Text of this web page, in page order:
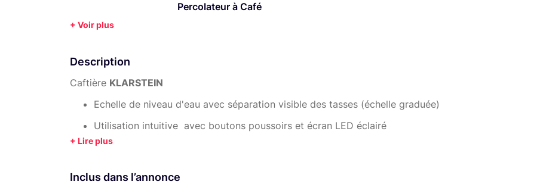
Percolateur à Café
+ Voir plus
Description
Caftière KLARSTEIN
Echelle de niveau d'eau avec séparation visible des tasses (échelle graduée)
Utilisation intuitive avec boutons poussoirs et écran LED éclairé
Réglage du nombre de tasses (2, 4, 6, 8, 10) pour choisir la quantité de café en poudre (en
Réservoir à grains de 150 g
Inclus dans l’annonce